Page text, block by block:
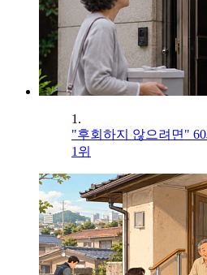
1.
"후회하지 않으려면"
1위